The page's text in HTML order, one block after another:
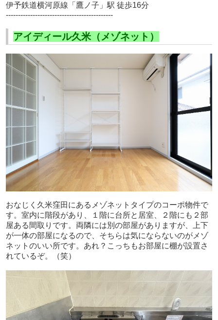
伊予鉄道横河原線「鷹ノ子」駅 徒歩16分
--------------------------------------------
アイディール久米（メゾネット）
おなじく久米窪田にあるメゾネットタイプのコーポ物件で
す。室内に階段があり、１階に台所と居室、２階にも２部
屋ある間取りです。両隣には別の部屋がありますが、上下
が一体の部屋になるので、そちらは気にならないのがメゾ
ネットのいい所です。あれ？こっちもお部屋に棚が設置さ
れているぞ。（笑）